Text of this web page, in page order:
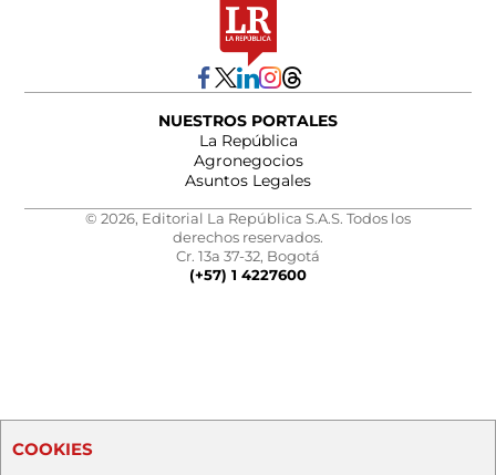
NUESTROS PORTALES
La República
Agronegocios
Asuntos Legales
© 2026, Editorial La República S.A.S. Todos los
derechos reservados.
Cr. 13a 37-32, Bogotá
(+57) 1 4227600
COOKIES